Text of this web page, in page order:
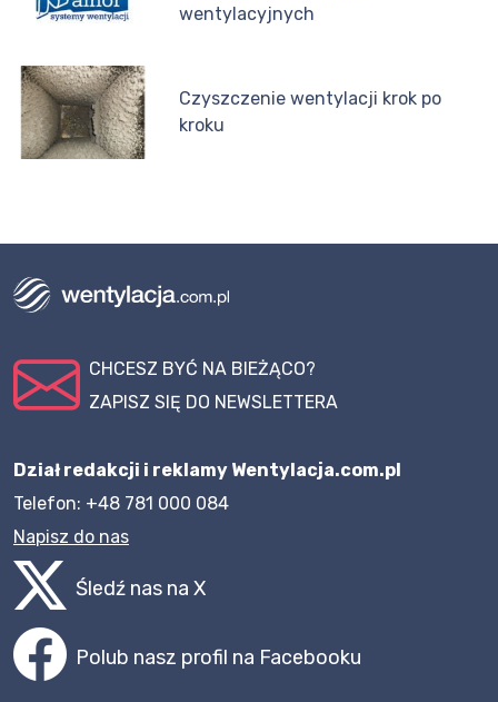
wentylacyjnych
Czyszczenie wentylacji krok po
kroku
CHCESZ BYĆ NA BIEŻĄCO?
ZAPISZ SIĘ DO NEWSLETTERA
Dział redakcji i reklamy Wentylacja.com.pl
Telefon: +48 781 000 084
Napisz do nas
Śledź nas na X
Polub nasz profil na Facebooku